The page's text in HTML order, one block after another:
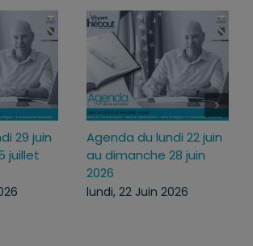
du lundi 22 juin
dimanche 28 juin
22 Juin 2026
Agenda du lundi
juillet au
lundi, 13 Juil 2026